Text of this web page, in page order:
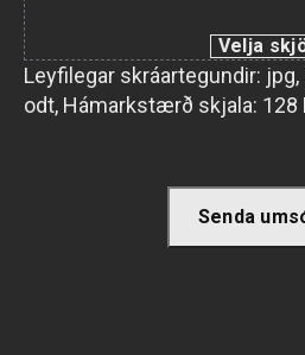
Velja
Leyfilegar skráartegundir: jpg,
odt, Hámarkstærð skjala: 128